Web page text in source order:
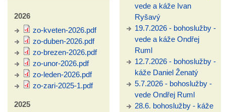
2026
zo-kveten-2026.pdf
zo-duben-2026.pdf
zo-brezen-2026.pdf
zo-unor-2026.pdf
zo-leden-2026.pdf
zo-zari-2025-1.pdf
2025
vede a káže Ivan
Ryšavý
19.7.2026 - bohoslužby -
vede a káže Ondřej
Ruml
12.7.2026 - bohoslužby -
káže Daniel Ženatý
5.7.2026 - bohoslužby -
vede Ondřej Ruml
28.6. bohoslužby - káže